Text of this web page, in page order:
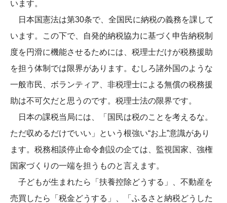
います。
日本国憲法は第30条で、全国民に納税の義務を課して
います。この下で、自発的納税協力に基づく申告納税制
度を円滑に機能させるためには、税理士だけが税務援助
を担う体制では限界があります。むしろ諸外国のような
一般市民、ボランティア、非税理士による無償の税務援
助は不可欠だと思うのです。税理士法の限界です。
日本の課税当局には、「国民は税のことを考えるな。
ただ収めるだけでいい」という根強い“お上”意識があり
ます。税務相談停止命令創設の企ては、監視国家、強権
国家づくりの一端を担うものと言えます。
子どもが生まれたら「扶養控除どうする」、不動産を
売買したら「税金どうする」、「ふるさと納税どうした